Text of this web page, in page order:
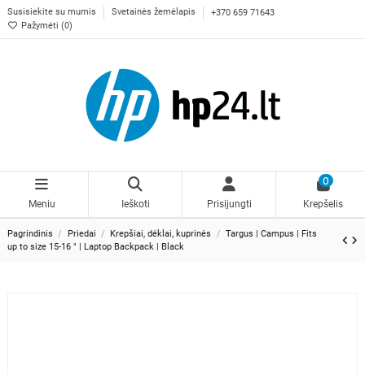
Susisiekite su mumis Svetainės žemėlapis
+370 659 71643
Pažymėti (0)
Meniu Ieškoti Prisijungti
0
Krepšelis
Pagrindinis Priedai Krepšiai, dėklai, kuprinės
Targus | Campus | Fits
up to size 15-16 " | Laptop Backpack | Black